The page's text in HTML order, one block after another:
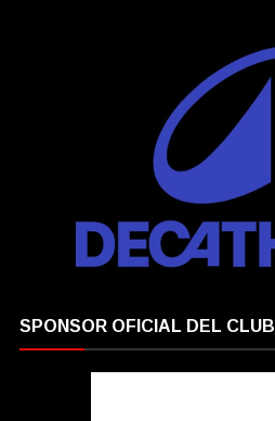
SPONSOR OFICIAL DEL CLUB